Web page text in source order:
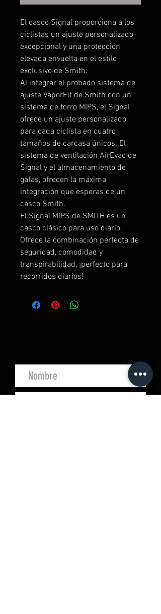
El casco Signal proporciona a los
ciclistas un ajuste personalizado
excepcional y una protección
elevada envuelta en el estilo
exclusivo de Smith.
Al integrar el probado sistema de
ajuste VaporFit de Smith con un
sistema de forro MIPS, el Signal
ofrece un ajuste personalizado
para cada ciclista en cuatro
tamaños de carcasa únicos. El
sistema de ventilación AirEvac de
Signal y el almacenamiento de
gafas, ofrecen la máxima
integración que esperas de un
casco Smith.
El Signal MIPS de SMITH es un
casco clásico para uso diario.
Ofrece la combinación perfecta de
seguridad, comodidad y
transpirabilidad, ¡perfecto para
recorridos diarios!